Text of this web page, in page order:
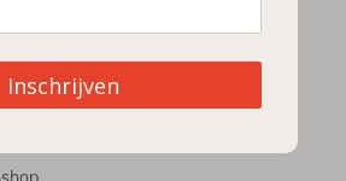
Inschrijven